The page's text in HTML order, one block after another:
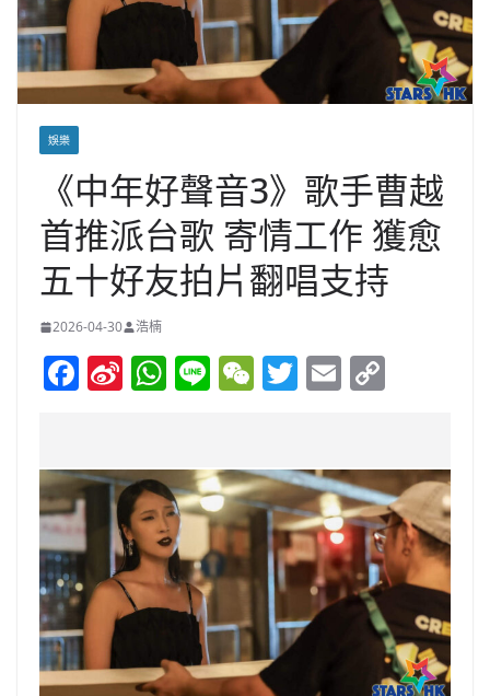
娛樂
《中年好聲音3》歌手曹越
首推派台歌 寄情工作 獲愈
五十好友拍片翻唱支持
2026-04-30 浩楠
F
e
b
o
o
k
Si
W
ei
b
o
W
s
A
p
p
Li W
h
at
T
er
E
l y
Li
n
k